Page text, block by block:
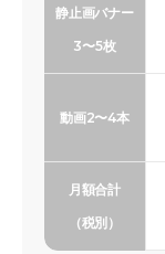
静止画バナー
3〜5枚
動画2〜4本
月額合計
（税別）